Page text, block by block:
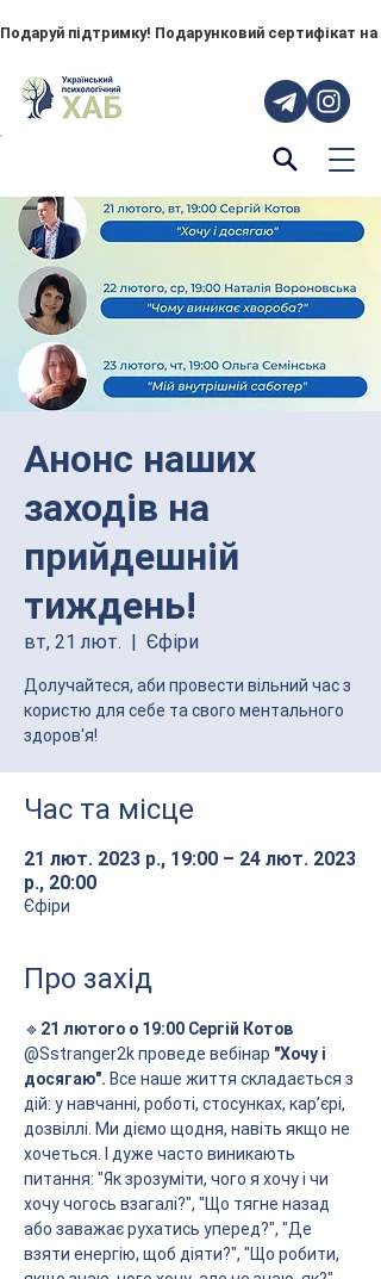
Подаруй підтримку! Подарунковий сертифікат
Анонс наших
заходів на
прийдешній
тиждень!
вт, 21 лют.
  |
Єфіри
Долучайтеся, аби провести вільний час з
користю для себе та свого ментального
здоров'я!
Час та місце
21 лют. 2023 р., 19:00 – 24 лют. 2023
р., 20:00
Єфіри
Про захід
🔹 21 лютого о 19:00 Сергій Котов
@Sstranger2k проведе вебінар "Хочу і
досягаю". Все наше життя складається з
дій: у навчанні, роботі, стосунках, кар’єрі,
дозвіллі. Ми діємо щодня, навіть якщо не
хочеться. І дуже часто виникають
питання: "Як зрозуміти, чого я хочу і чи
хочу чогось взагалі?", "Що тягне назад
або заважає рухатись уперед?", "Де
взяти енергію, щоб діяти?", "Що робити,